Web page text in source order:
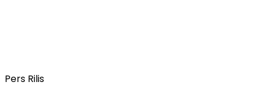
Pers Rilis